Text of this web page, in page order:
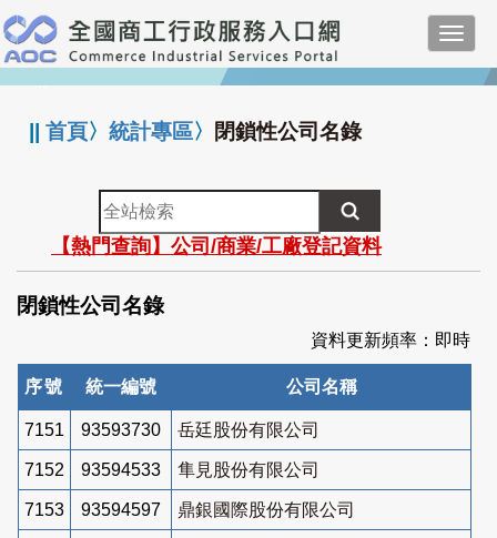
跳
到
主
要
:::
||首頁〉統計專區〉 閉鎖性公司名錄
全
站
檢
索
【熱門查詢】公司/商業/工廠登記資料
閉鎖性公司名錄
資料更新頻率：即時
序號 統一編號 公司名稱
7151 93593730 岳廷股份有限公司
7152 93594533 隼見股份有限公司
7153 93594597 鼎銀國際股份有限公司